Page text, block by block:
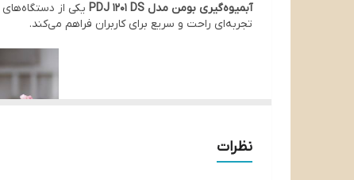
آبمیوه‌گیری بومن مدل PDJ 1201 DS
یکی از
تجربه‌ای راحت و سریع برای کاربران فراهم می‌کند.
نظرات